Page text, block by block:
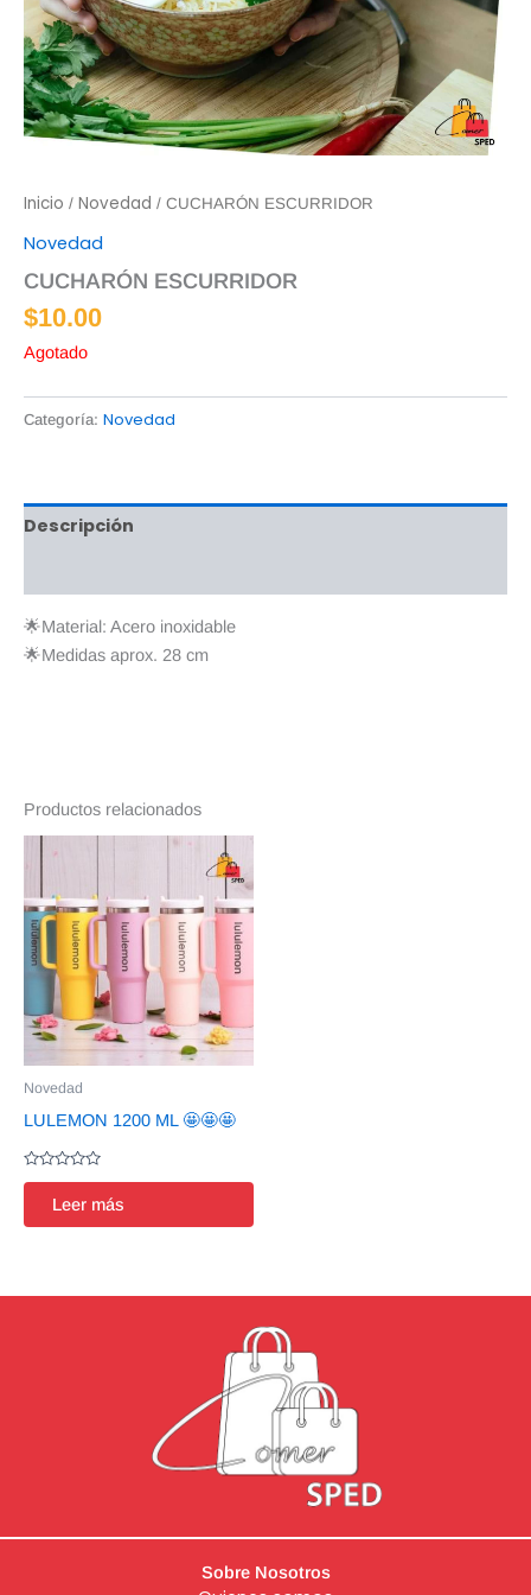
Inicio / Novedad / CUCHARÓN ESCURRIDOR
Novedad
CUCHARÓN ESCURRIDOR
$10.00
Agotado
Categoría: Novedad
Descripción
🌟Material: Acero inoxidable
🌟Medidas aprox. 28 cm
Productos relacionados
Novedad
LULEMON 1200 ML 🤩🤩🤩
Valorado
de
Leer más
Sobre Nosotros